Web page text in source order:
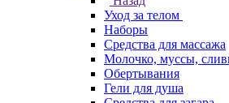
Уход за телом
Наборы
Средства для массажа
Молочко, муссы,
Обертывания
Гели для душа